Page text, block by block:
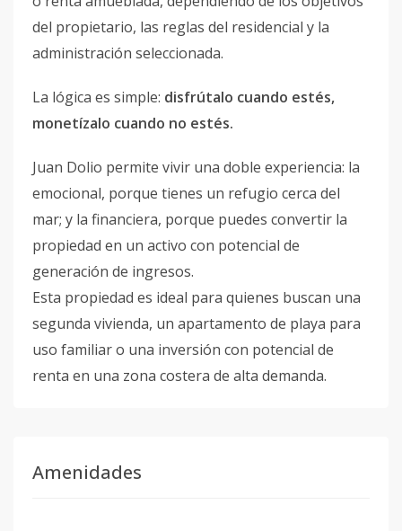
del propietario, las reglas del residencial y la
administración seleccionada.
La lógica es simple: disfrútalo cuando estés,
monetízalo cuando no estés.
Juan Dolio permite vivir una doble experiencia: la
emocional, porque tienes un refugio cerca del
mar; y la financiera, porque puedes convertir la
propiedad en un activo con potencial de
generación de ingresos.
Esta propiedad es ideal para quienes buscan una
segunda vivienda, un apartamento de playa para
uso familiar o una inversión con potencial de
renta en una zona costera de alta demanda.
Amenidades